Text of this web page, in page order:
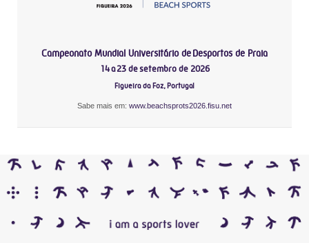
Campeonato Mundial Universitário de Desportos de Praia
14 a 23 de setembro de 2026
Figueira da Foz, Portugal
Sabe mais em: www.beachsprots2026.fisu.net